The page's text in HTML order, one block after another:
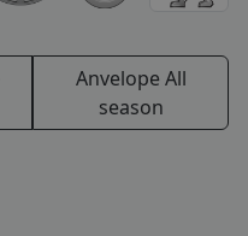
Anvelope All
season